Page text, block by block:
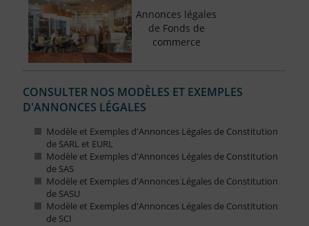
Annonces légales
de Fonds de
commerce
CONSULTER NOS MODÈLES ET EXEMPLES
D'ANNONCES LÉGALES
Modèle et Exemples d'Annonces Légales de Constitution
de SARL et EURL
Modèle et Exemples d'Annonces Légales de Constitution
de SAS
Modèle et Exemples d'Annonces Légales de Constitution
de SASU
Modèle et Exemples d'Annonces Légales de Constitution
de SCI